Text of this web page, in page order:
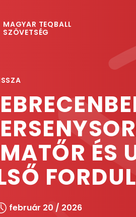
MAGYAR TEQBALL
SZÖVETSÉG
ÉS
február 20 / 2026